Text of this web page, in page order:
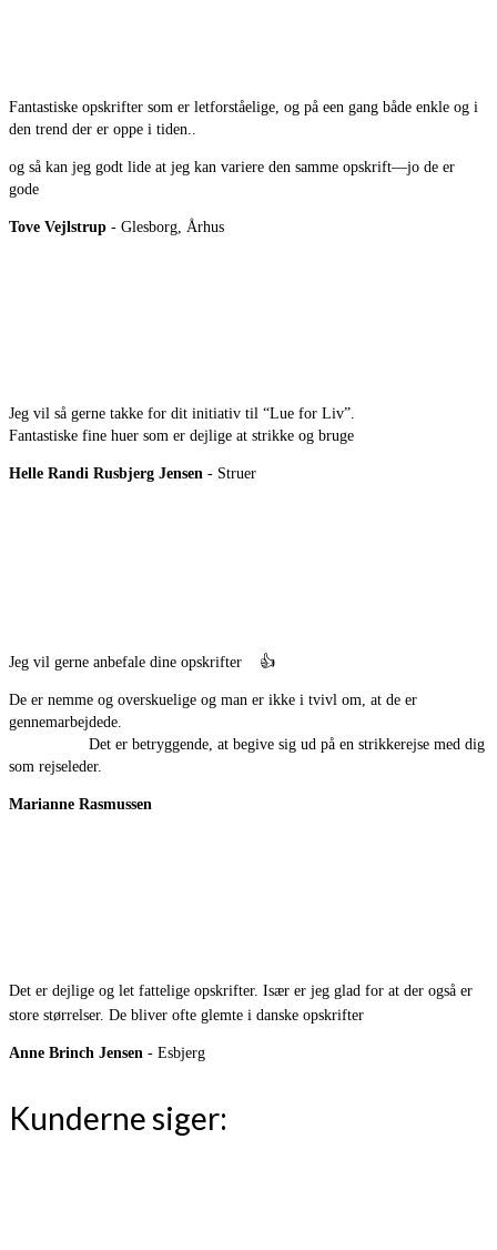
Fantastiske opskrifter som er letforståelige, og på een gang både enkle og i
den trend der er oppe i tiden..
og så kan jeg godt lide at jeg kan variere den samme opskrift—jo de er
gode
Tove Vejlstrup - Glesborg, Århus
Jeg vil så gerne takke for dit initiativ til “Lue for Liv”.
Fantastiske fine huer som er dejlige at strikke og bruge
Helle Randi Rusbjerg Jensen - Struer
Jeg vil gerne anbefale dine opskrifter 👍
De er nemme og overskuelige og man er ikke i tvivl om, at de er
gennemarbejdede.
Det er betryggende, at begive sig ud på en strikkerejse med dig
som rejseleder.
Marianne Rasmussen
Det er dejlige og let fattelige opskrifter. Især er jeg glad for at der også er
store størrelser. De bliver ofte glemte i danske opskrifter
Anne Brinch Jensen - Esbjerg
Kunderne siger: